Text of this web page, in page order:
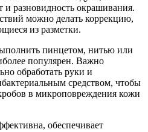
разновидность окрашивания.
можно делать коррекцию,
из разметки.
пинцетом, нитью или
популярен. Важно
обработать руки и
средством, чтобы
в микроповреждения кожи
обеспечивает